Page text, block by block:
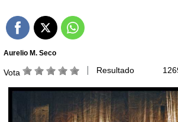
Aurelio M. Seco
Vota Resultado